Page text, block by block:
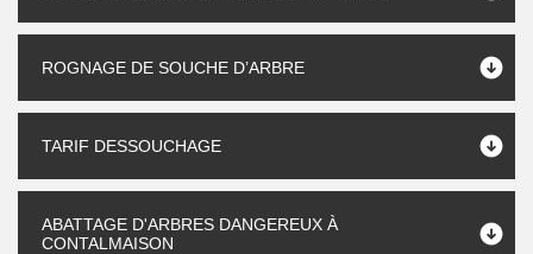
ROGNAGE DE SOUCHE D’ARBRE
TARIF DESSOUCHAGE
ABATTAGE D'ARBRES DANGEREUX À
CONTALMAISON